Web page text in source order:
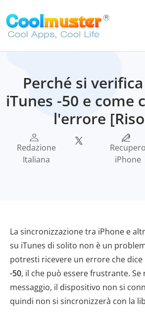
Perché si
iTunes -50 e come
l'errore
Redazione
Italiana
Recupero
iPhone
La sincronizzazione tra iPhone e
su iTunes di solito non è un
potresti ricevere un errore che dice
-50, il che può essere frustrante. Se
messaggio, il dispositivo non si
quindi non si sincronizzerà con la